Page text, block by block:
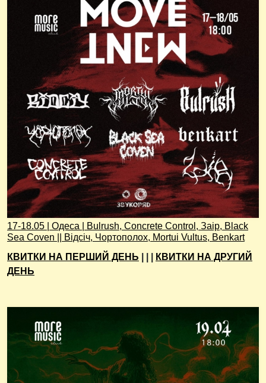
17-18.05 | Одеса | Bulrush, Concrete Control, Заір, Black
Sea Coven || Відсіч, Чортополох, Mortui Vultus, Benkart
КВИТКИ НА ПЕРШИЙ ДЕНЬ
КВИТКИ НА ДРУГИЙ
ДЕНЬ